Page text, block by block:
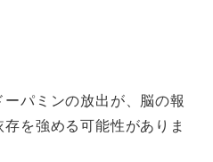
パミンの放出が、脳の報
を強める可能性がありま